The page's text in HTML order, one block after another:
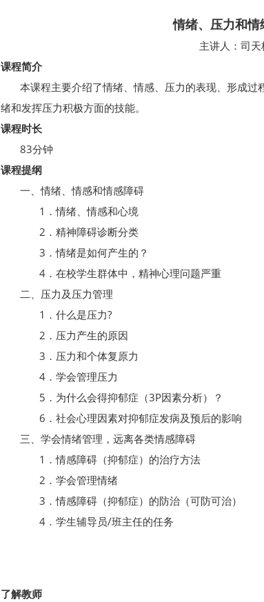
情绪、压力和情
主讲人：司天
课程简介
本课程主要介绍了情绪、情感、压力的表现、形成过
绪和发挥压力积极方面的技能。
课程时长
83分钟
课程提纲
一、情绪、情感和情感障碍
1．情绪、情感和心境
2．精神障碍诊断分类
3．情绪是如何产生的？
4．在校学生群体中，精神心理问题严重
二、压力及压力管理
1．什么是压力?
2．压力产生的原因
3．压力和个体复原力
4．学会管理压力
5．为什么会得抑郁症（3P因素分析）？
6．社会心理因素对抑郁症发病及预后的影响
三、学会情绪管理，远离各类情感障碍
1．情感障碍（抑郁症）的治疗方法
2．学会管理情绪
3．情感障碍（抑郁症）的防治（可防可治）
4．学生辅导员/班主任的任务
了解教师